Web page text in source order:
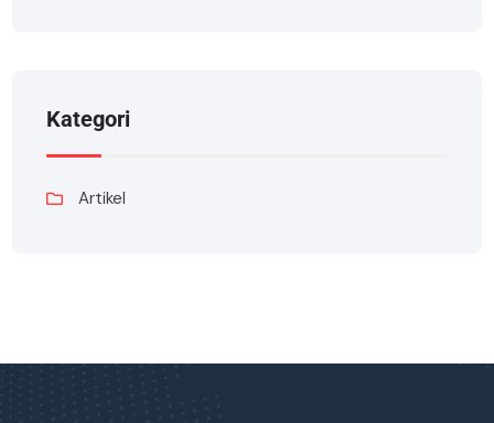
Kategori
Artikel